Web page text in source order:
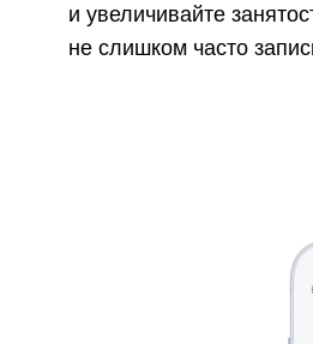
и увеличивайте
не слишком часто